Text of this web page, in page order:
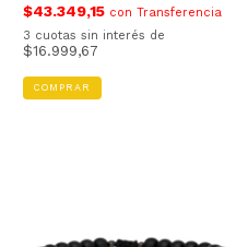
$43.349,15 con Transferencia
3 cuotas sin interés de
$16.999,67